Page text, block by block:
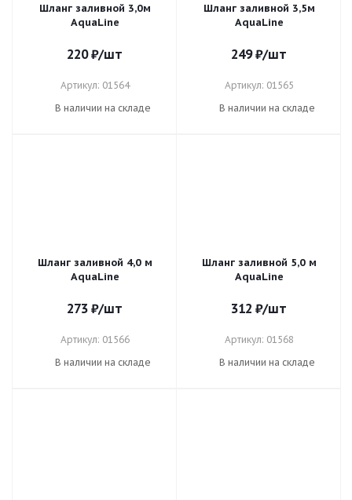
Шланг заливной 3,0м
AquaLine
220₽/шт
Артикул: 01564
В наличии на складе
Шланг заливной 3,5м
AquaLine
249₽/шт
Артикул: 01565
В наличии на складе
Шланг заливной 4,0 м
AquaLine
273 ₽/шт
Артикул: 01566
В наличии на складе
Шланг заливной 5,0 м
AquaLine
312 ₽/шт
Артикул: 01568
В наличии на складе